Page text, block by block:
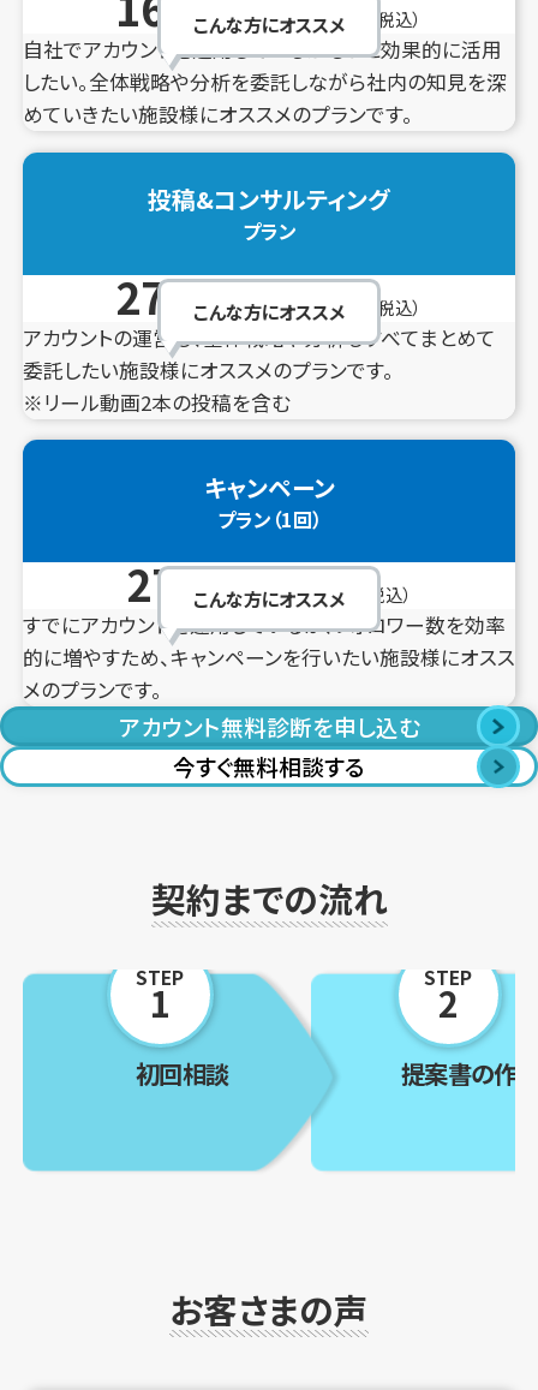
円／月〜 （税込）
こんな方にオススメ
自社でアカウントを運用しているがもっと効果的に活用
したい。全体戦略や分析を委託しながら社内の知見を深
めていきたい施設様にオススメのプランです。
投稿&コンサルティング
プラン
275,000円／月〜 （税込）
こんな方にオススメ
アカウントの運営も、全体戦略や分析もすべてまとめて
委託したい施設様にオススメのプランです。
※リール動画2本の投稿を含む
キャンペーン
プラン（1回）
275,000円／回 （税込）
こんな方にオススメ
すでにアカウントを運用しているが、フォロワー数を効率
的に増やすため、キャンペーンを行いたい施設様にオスス
メのプランです。
アカウント無料診断を申し込む
今すぐ無料相談する
契約までの流れ
1
初回相談
2
提案書の作
お客さまの声